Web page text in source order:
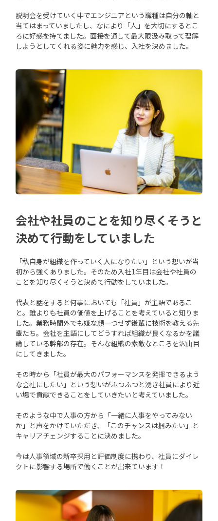
説明会を受けていく中でエンジニアという職種は自分の軸と
当てはまっていましたし、なにより「人」を大切にするとこ
ろに好感を持てました。面接を通して最大限汲み取って理解
しようとしてくれる姿に魅力を感じ、入社を決めました。
会社や社員のことを知り尽くそうと
決めて行動をしていました
「私自身が組織を作っていく人になりたい」という想いが当
初から強くありました。そのため入社1年目は会社や社員の
ことを知り尽くそうと決めて行動をしていました。
代表と話をすると何事においても「社員」が主語であるこ
と。誰よりも社員の価値を上げることを考えていると知りま
した。業務時間外でも嫌な顔一つせず後輩に技術を教える先
輩たち。会社を主語にしてどうすれば組織が良くなるかを議
論している幹部の存在。そんな組織の素敵なところを沢山目
にしてきました。
その時から「社員が最大のパフォーマンスを発揮できるよう
な会社にしたい」という想いがふつふつと湧き社員により近
い場で貢献できることをしていきたいと考えていました。
そのような中で人事の方から「一緒に人事をやってみない
か」と声をかけていただき、「このチャンスは掴みたい」と
キャリアチェンジすることに決めました。
今は人事領域の新卒採用と評価制度に携わり、社員にダイレ
クトに影響する場所で働くことが出来ています！